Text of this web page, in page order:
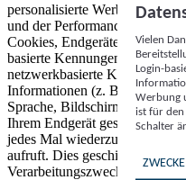
personalisierte Werbung und
und der Performance von
Cookies, Endgeräte- oder
basierte Kennungen, zufällig
netzwerkbasierte Kennungen)
Informationen (z. B.
Sprache, Bildschirmgröße,
Ihrem Endgerät gespeichert
jedes Mal wiederzuerkennen,
aufruft. Dies geschieht für
Verarbeitungszwecke.
Vielen
Login-
Werbung
ist für den
Schalter
ZWECKE